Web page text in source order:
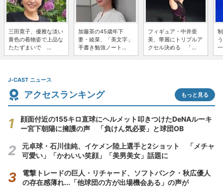
三田寛子、優雅な淡い
黄色の着物姿で上品な
たたずまいで ...
加藤茶の45歳年下
妻・綾菜、「美文字」
手書き勉強ノート...
フィギュア・中井亜
美、華麗にトリプルア
クセル決める 「...
J-CAST ニュース
アクセスランキング もっと見る
顔面付近の155キロ直球にヘルメット叩きつけたDeNAルーキ
ー宮下朝陽に擁護の声 「負けん気必要」と球団OB
元卓球・石川佳純、イケメン陸上選手と2ショット 「メチャ
可愛い」「かわいい笑顔」「美男美女」話題に
電撃トレードの巨人・リチャード、ソフトバンク・秋広優人
の存在感薄れ...「他球団の方が出場機会ある」の声が